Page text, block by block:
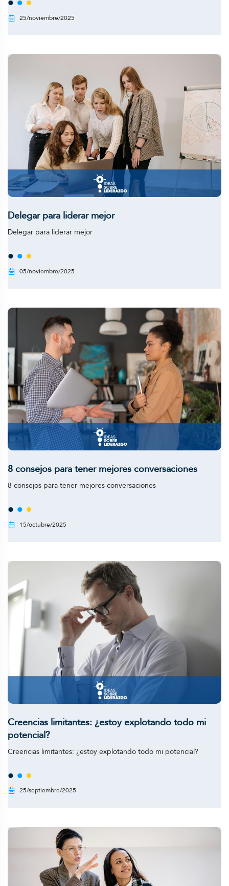
25/noviembre/2025
Delegar para liderar mejor
Delegar para liderar mejor
05/noviembre/2025
8 consejos para tener mejores conversaciones
8 consejos para tener mejores conversaciones
15/octubre/2025
Creencias limitantes: ¿estoy explotando todo mi
potencial?
Creencias limitantes: ¿estoy explotando todo mi potencial?
25/septiembre/2025